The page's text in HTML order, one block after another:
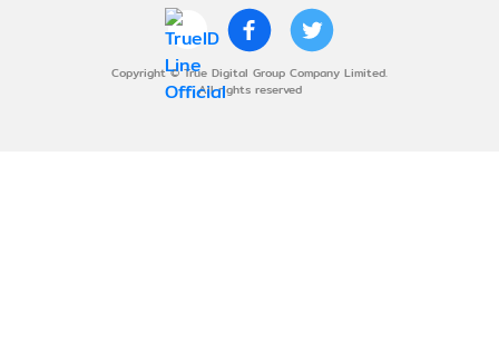
Copyright © True Digital Group Company Limited.
All rights reserved